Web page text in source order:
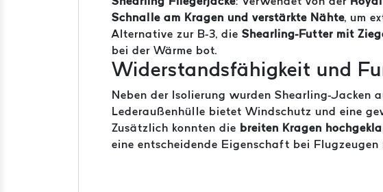
Schnalle am Kragen und verstärkte Nähte, um
Alternative zur B-3, die Shearling-Futter mit
bei der Wärme bot.
Widerstandsfähigkeit und
Neben der Isolierung wurden Shearling-Jacken
Lederaußenhülle bietet Windschutz und eine
Zusätzlich konnten die breiten Kragen
eine entscheidende Eigenschaft bei